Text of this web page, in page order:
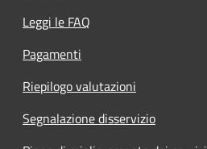
Leggi le FAQ
Pagamenti
Riepilogo valutazioni
Segnalazione disservizio